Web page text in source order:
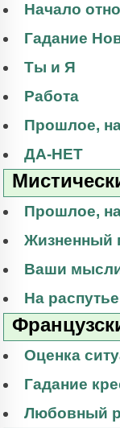
Начало
Гадание
Ты и Я
Работа
Прошлое,
ДА-НЕТ
Прошлое,
Жизненный
Ваши
На распутье
Оценка
Гадание
Любовный